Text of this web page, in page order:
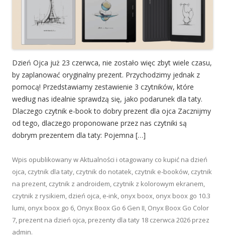
Dzień Ojca już 23 czerwca, nie zostało więc zbyt wiele czasu,
by zaplanować oryginalny prezent. Przychodzimy jednak z
pomocą! Przedstawiamy zestawienie 3 czytników, które
według nas idealnie sprawdzą się, jako podarunek dla taty.
Dlaczego czytnik e-book to dobry prezent dla ojca Zacznijmy
od tego, dlaczego proponowane przez nas czytniki są
dobrym prezentem dla taty: Pojemna […]
Wpis opublikowany wAktualności i otagowany co kupić na dzień
ojca, czytnik dla taty, czytnik do notatek, czytnik e-booków, czytnik
na prezent, czytnik z androidem, czytnik z kolorowym ekranem,
czytnik z rysikiem, dzień ojca, e-ink, onyx boox, onyx boox go 10.3
lumi, onyx boox go 6, Onyx Boox Go 6 Gen II, Onyx Boox Go Color
7, prezent na dzień ojca, prezenty dla taty 18 czerwca 2026 przez
admin.